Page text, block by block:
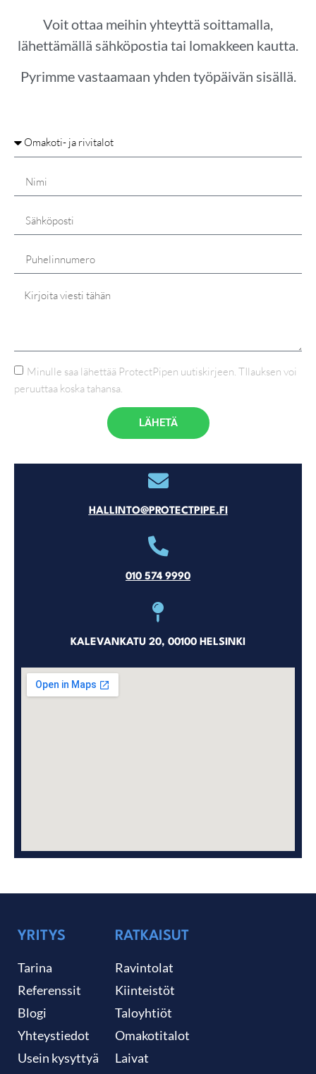
Voit ottaa meihin yhteyttä soittamalla,
lähettämällä sähköpostia tai lomakkeen kautta.
Pyrimme vastaamaan yhden työpäivän sisällä.
Minulle saa lähettää ProtectPipen uutiskirjeen. TIlauksen voi
peruuttaa koska tahansa.
LÄHETÄ
HALLINTO@PROTECTPIPE.FI
010 574 9990
KALEVANKATU 20, 00100 HELSINKI
YRITYS
Tarina
Referenssit
Blogi
Yhteystiedot
Usein kysyttyä
RATKAISUT
Ravintolat
Kiinteistöt
Taloyhtiöt
Omakotitalot
Laivat